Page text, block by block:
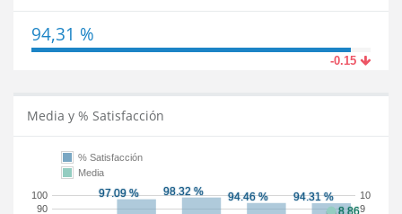
94,31 %
-0.15
Media y % Satisfacción
90
100
9
10
% Satisfacción
Media